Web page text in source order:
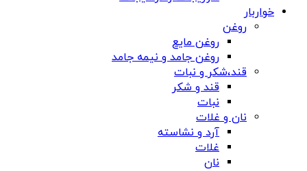
خواربار
روغن
روغن مایع
روغن جامد و نیمه جامد
قند،شکر و نبات
قند و شکر
نبات
نان و غلات
آرد و نشاسته
غلات
نان